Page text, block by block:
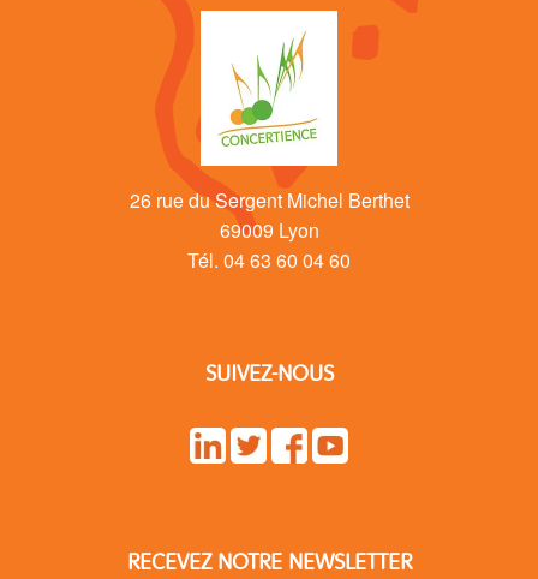
26 rue du Sergent Michel Berthet
69009 Lyon
Tél. 04 63 60 04 60
SUIVEZ-NOUS
RECEVEZ NOTRE NEWSLETTER